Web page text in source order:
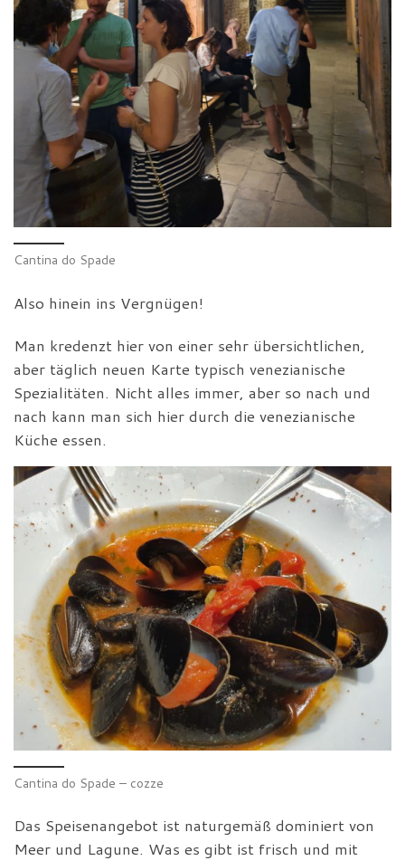
Cantina do Spade
Also hinein ins Vergnügen!
Man kredenzt hier von einer sehr übersichtlichen,
aber täglich neuen Karte typisch venezianische
Spezialitäten. Nicht alles immer, aber so nach und
nach kann man sich hier durch die venezianische
Küche essen.
Cantina do Spade – cozze
Das Speisenangebot ist naturgemäß dominiert von
Meer und Lagune. Was es gibt ist frisch und mit